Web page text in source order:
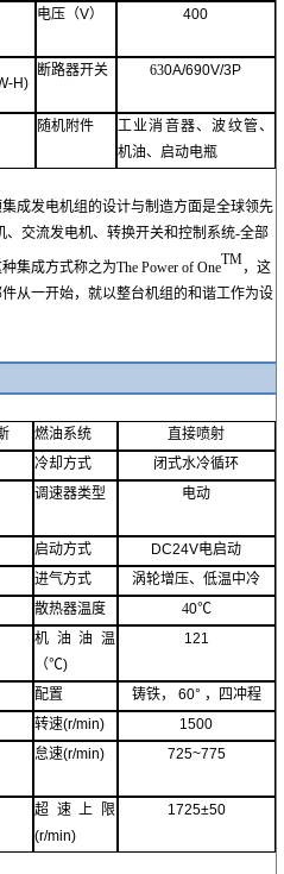
电压（V） 400
H)
断路器开关 630A/690V/3P
随机附件
工业消音器、波纹管、
机油、启动电瓶
集成发电机组的设计与制造方面是全球领先
交流发电机、转换开关和控制系统-全部
集成方式称之为The Power of One
TM
，这
从一开始，就以整台机组的和谐工作为设
燃油系统
直接喷射
冷却方式
闭式水冷循环
调速器类型 电动
启动方式 DC24V电启动
进气方式
涡轮增压、低温中冷
散热器温度 40℃
机油油温
（℃)
121
配置 铸铁， 60° ，四冲程
转速(r/min)
1500
怠速(r/min) 725~775
超速上限
(r/min)
1725±50